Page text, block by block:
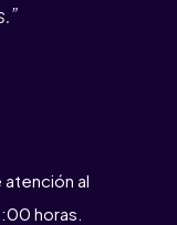
al
horas.